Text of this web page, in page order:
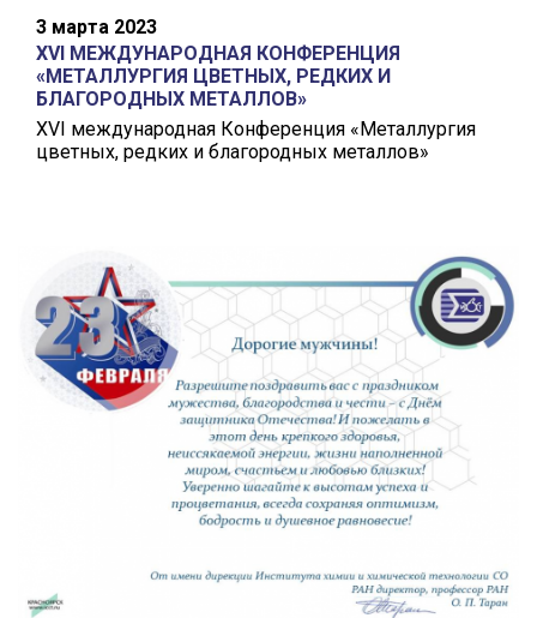
3 марта 2023
XVI МЕЖДУНАРОДНАЯ КОНФЕРЕНЦИЯ
«МЕТАЛЛУРГИЯ ЦВЕТНЫХ, РЕДКИХ И
БЛАГОРОДНЫХ МЕТАЛЛОВ»
XVI международная Конференция «Металлургия
цветных, редких и благородных металлов»